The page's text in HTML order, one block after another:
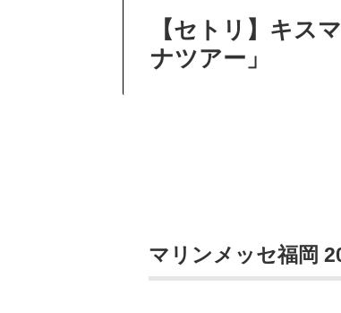
【セトリ】キス
ナツアー」
マリンメッセ福岡